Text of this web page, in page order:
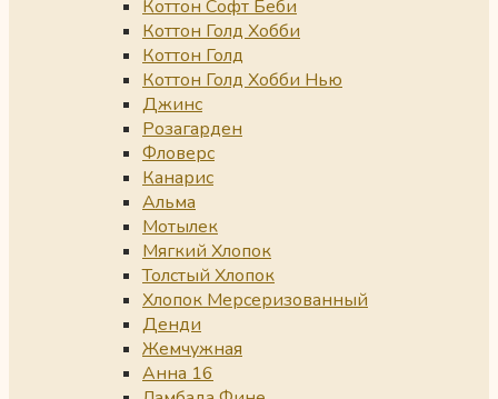
Коттон Софт Беби
Коттон Голд Хобби
Коттон Голд
Коттон Голд Хобби Нью
Джинс
Розагарден
Фловерс
Канарис
Альма
Мотылек
Мягкий Хлопок
Толстый Хлопок
Хлопок Мерсеризованный
Денди
Жемчужная
Анна 16